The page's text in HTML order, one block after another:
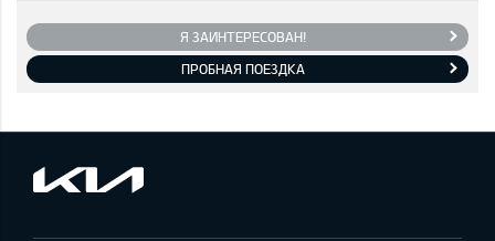
Я ЗАИНТЕРЕСОВАН!
ПРОБНАЯ ПОЕЗДКА